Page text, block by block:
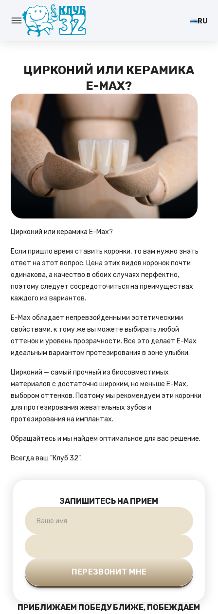
RU
ЦИРКОНИЙ ИЛИ КЕРАМИКА
E-MAX?
Цирконий или керамика E-Max?
Если пришло время ставить коронки, то вам нужно знать
ответ на этот вопрос. Цена этих видов коронок почти
одинакова, а качество в обоих случаях перфектно,
поэтому следует сосредоточиться на преимуществах
каждого из вариантов.
E-Max обладает непревзойденными эстетическими
свойствами, к тому же вы можете выбирать любой
оттенок и уровень прозрачности. Все это делает E-Max
идеальным вариантом протезирования в зоне улыбки.
Цирконий — самый прочный из биосовместимых
материалов с достаточно широким, но меньше E-Max,
выбором оттенков. Поэтому мы рекомендуем эти коронки
для протезирования жевательных зубов и
протезирования на имплантах.
Обращайтесь и мы найдем оптимальное для вас решение.
Всегда ваш "Клуб 32".
ЗАПИШИТЕСЬ НА ПРИЕМ
ПРИБЛИЖАЕМ ПОБЕДУ БЛИЖЕ, ПОБЕЖДАЕМ